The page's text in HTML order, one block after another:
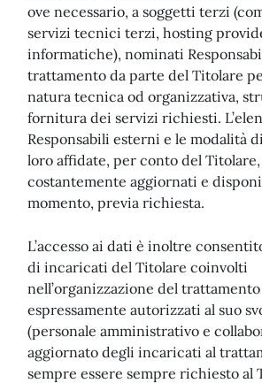
ove necessario, a soggetti terzi
servizi tecnici terzi, hosting
informatiche), nominati
trattamento da parte del Titolare
natura tecnica od organizzativa,
fornitura dei servizi richiesti.
Responsabili esterni e le modalità
loro affidate, per conto del Titolare,
costantemente aggiornati e
momento, previa richiesta.
L’accesso ai dati è inoltre
di incaricati del Titolare coinvolti
nell’organizzazione del
espressamente autorizzati al suo
(personale amministrativo e
aggiornato degli incaricati al
sempre essere sempre richiesto al